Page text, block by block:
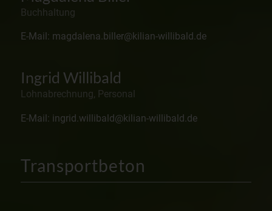
Buchhaltung
E-Mail: magdalena.biller@kilian-willibald.de
Ingrid Willibald
Lohnabrechnung, Personal
E-Mail: ingrid.willibald@kilian-willibald.de
Transportbeton